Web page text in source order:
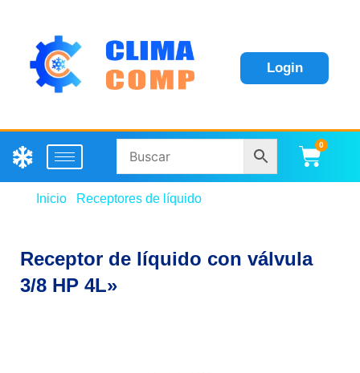
Login
0
Inicio Receptores de líquido
Receptor de líquido con válvula
3/8 HP 4L»